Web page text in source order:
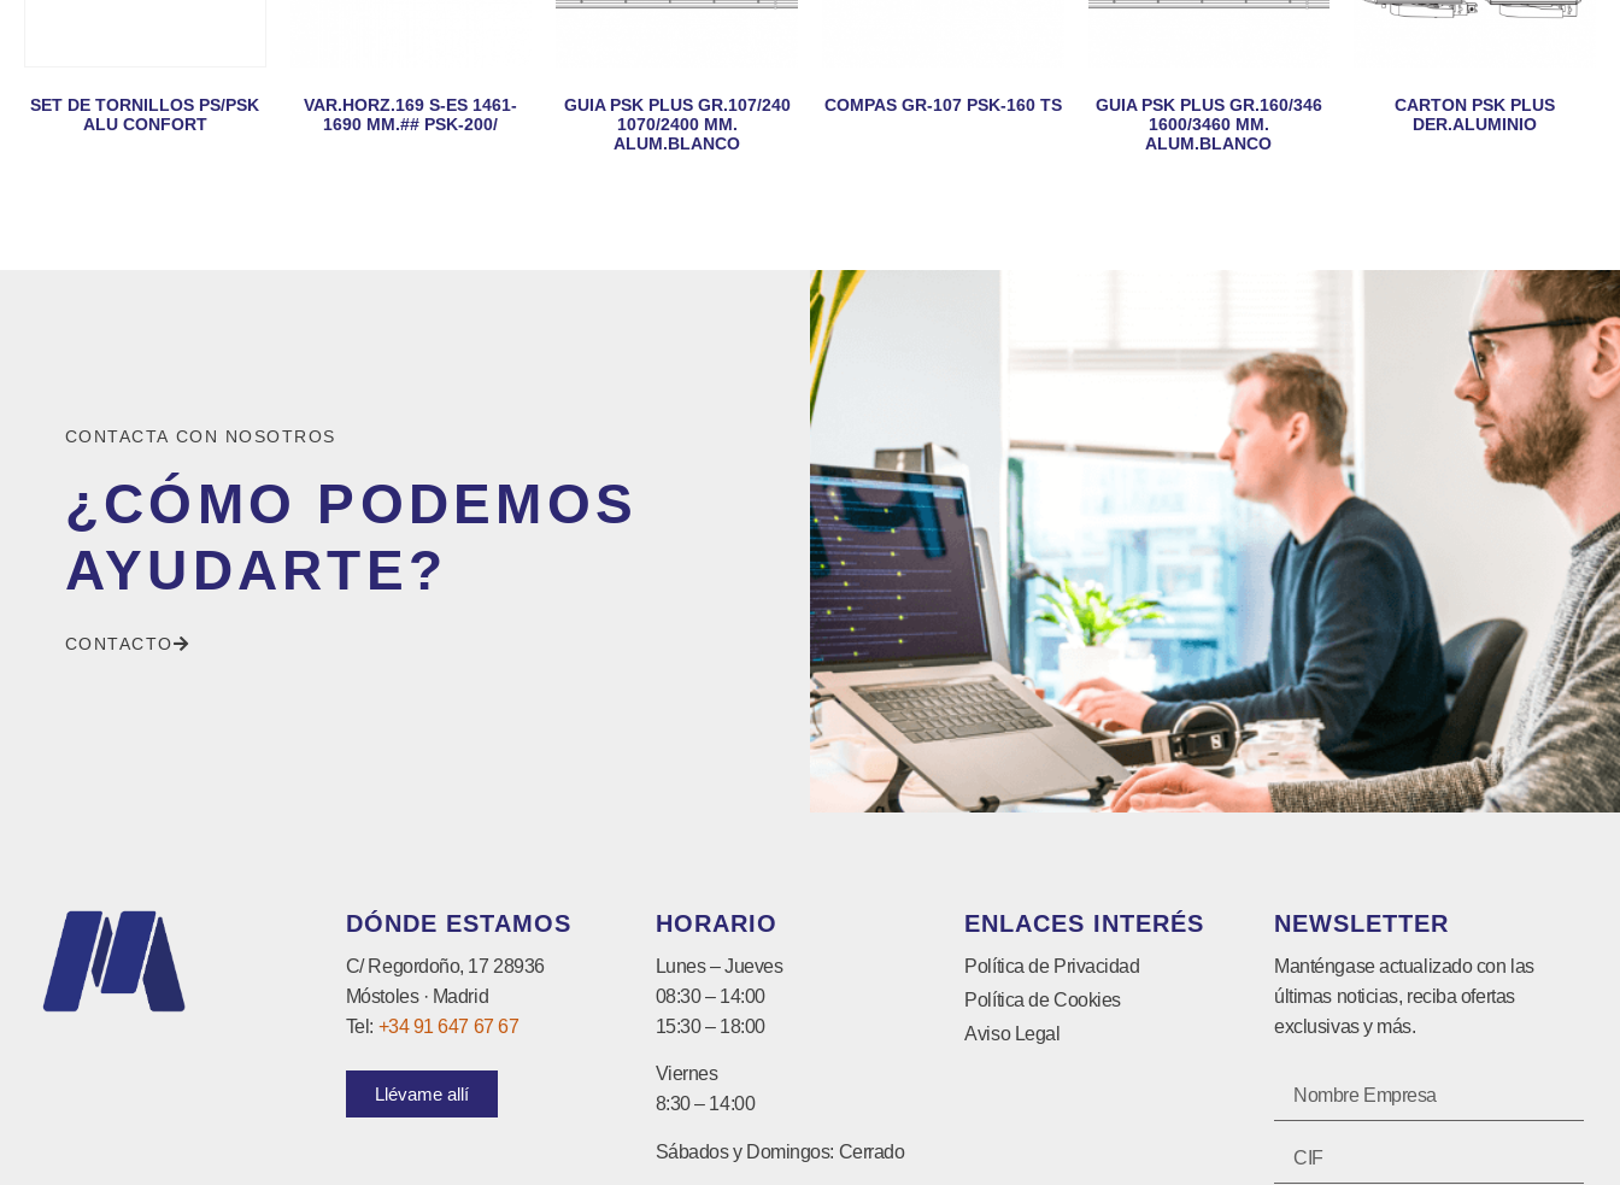
SET DE TORNILLOS PS/PSK
ALU CONFORT
VAR.HORZ.169 S-ES 1461-
1690 MM.## PSK-200/
GUIA PSK PLUS GR.107/240
1070/2400 MM.
ALUM.BLANCO
COMPAS GR-107 PSK-160 TS
GUIA PSK PLUS GR.160/346
1600/3460 MM.
ALUM.BLANCO
CARTON PSK PLUS
DER.ALUMINIO
CONTACTA CON NOSOTROS
¿CÓMO PODEMOS
AYUDARTE?
CONTACTO
DÓNDE ESTAMOS
C/ Regordoño, 17 28936
Móstoles · Madrid
Tel: +34 91 647 67 67
Llévame allí
HORARIO
Lunes – Jueves
08:30 – 14:00
15:30 – 18:00
Viernes
8:30 – 14:00
Sábados y Domingos: Cerrado
ENLACES INTERÉS
Política de Privacidad
Política de Cookies
Aviso Legal
NEWSLETTER
Manténgase actualizado con las
últimas noticias, reciba ofertas
exclusivas y más.